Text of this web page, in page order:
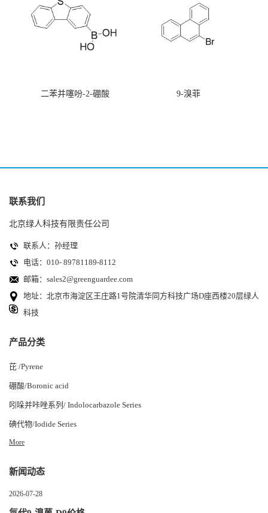
二苯并噻吩-2-硼酸 9-溴菲
联系我们
北京绿人科技有限责任公司
联系人：孙经理
电话：010- 89781189-8112
邮箱： sales2@greenguardee.com
地址：北京市海淀区王庄路1号院清华同方科技广场D座西楼20层绿人
科技
产品分类
芘 /Pyrene
硼酸/Boronic acid
吲哚并咔唑系列/ Indolocarbazole Series
碘代物/Iodide Series
More
新闻动态
2026-07-28